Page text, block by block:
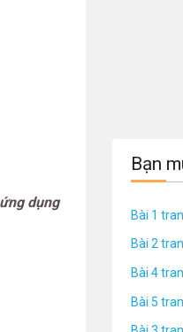
dụng
Bạn
Bài 1
Bài 2
Bài 4
Bài 5